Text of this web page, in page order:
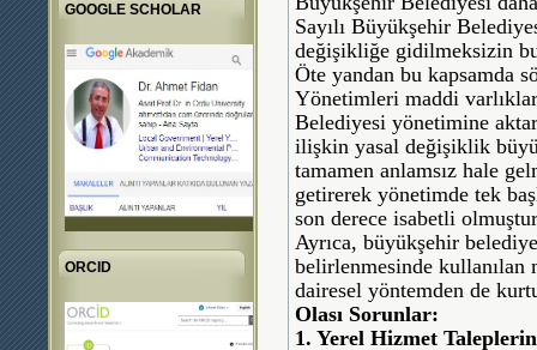
GOOGLE SCHOLAR
ORCID
Sayılı Büyükşehir
değişikliğe gidilmeksizin
Öte yandan bu kapsamda
Yönetimleri maddi
Belediyesi yönetimine
ilişkin yasal değişiklik
tamamen anlamsız hale
getirerek yönetimde tek
son derece isabetli
Ayrıca, büyükşehir
belirlenmesinde kullanılan
dairesel yöntemden de
Olası Sorunlar:
1. Yerel Hizmet